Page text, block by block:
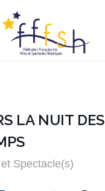
LA NUIT DES
Spectacle(s)